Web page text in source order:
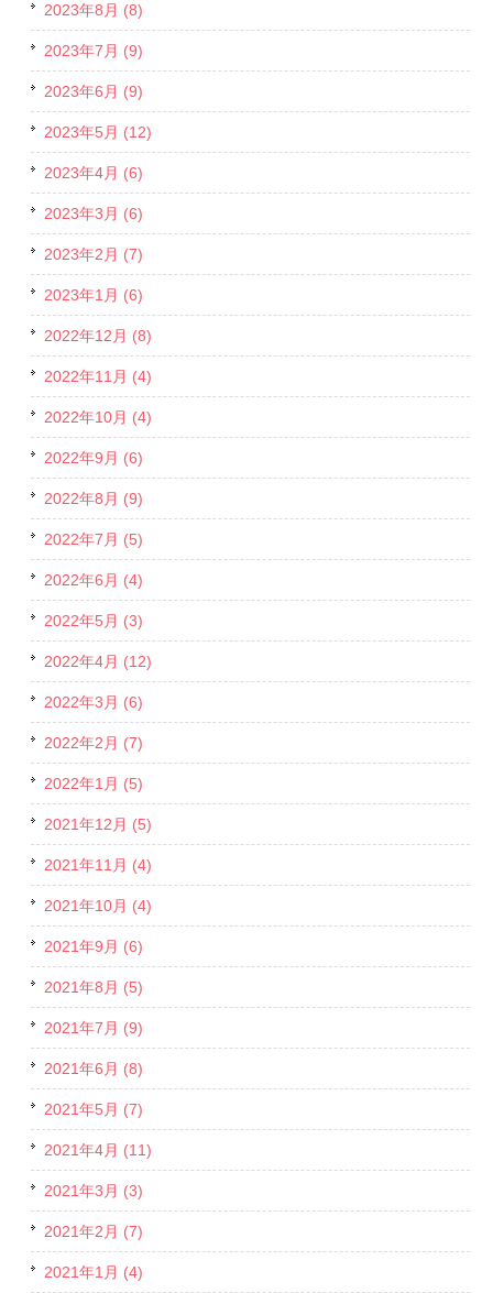
2023年8月 (8)
2023年7月 (9)
2023年6月 (9)
2023年5月 (12)
2023年4月 (6)
2023年3月 (6)
2023年2月 (7)
2023年1月 (6)
2022年12月 (8)
2022年11月 (4)
2022年10月 (4)
2022年9月 (6)
2022年8月 (9)
2022年7月 (5)
2022年6月 (4)
2022年5月 (3)
2022年4月 (12)
2022年3月 (6)
2022年2月 (7)
2022年1月 (5)
2021年12月 (5)
2021年11月 (4)
2021年10月 (4)
2021年9月 (6)
2021年8月 (5)
2021年7月 (9)
2021年6月 (8)
2021年5月 (7)
2021年4月 (11)
2021年3月 (3)
2021年2月 (7)
2021年1月 (4)